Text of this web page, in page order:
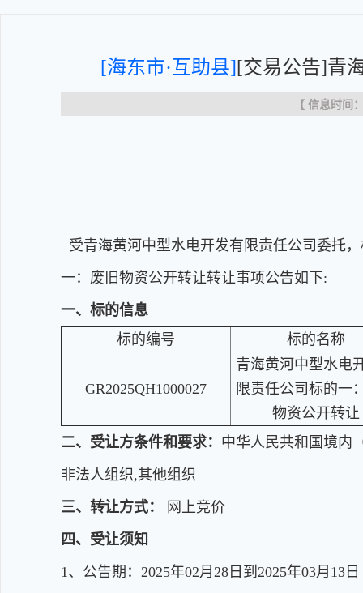
[海东市·互助县][交易公告]青
【 信息时间
受青海黄河中型水电开发有限责任公司委托
一：废旧物资公开转让转让事项公告如下:
一、标的信息
标的编号
标的名称
GR2025QH1000027
青海黄河中型水电
限责任公司标的一
物资公开转让
二、受让方条件和要求： 中华人民共和国境内
非法人组织,其他组织
三、转让方式：
网上竞价
四、受让须知
1、公告期：2025年02月28日到2025年03月13